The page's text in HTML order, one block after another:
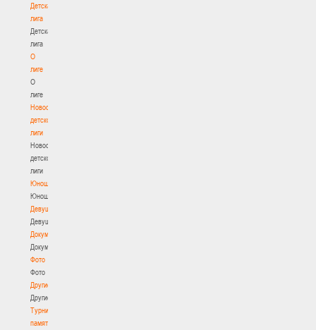
Детская
лига
Детская
лига
О
лиге
О
лиге
Новости
детской
лиги
Новости
детской
лиги
Юноши
Юноши
Девушки
Девушки
Документы
Документы
Фото
Фото
Другие
Другие
Турнир
памяти